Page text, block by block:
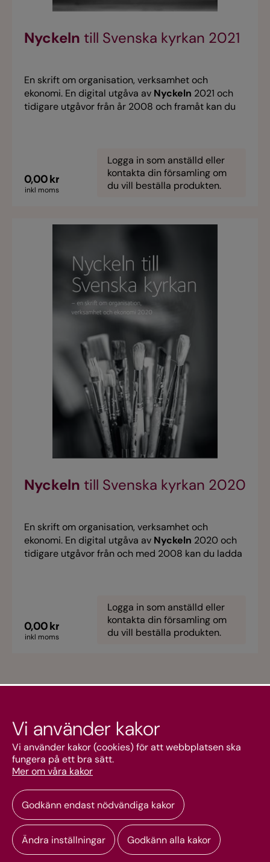
Nyckeln till Svenska kyrkan 2021
En skrift om organisation, verksamhet och
ekonomi. En digital utgåva av Nyckeln 2021 och
tidigare utgåvor från år 2008 och framåt kan du
0,00 kr
inkl moms
Logga in som anställd eller
kontakta din församling om
du vill beställa produkten.
Nyckeln till Svenska kyrkan 2020
En skrift om organisation, verksamhet och
ekonomi. En digital utgåva av Nyckeln 2020 och
tidigare utgåvor från och med 2008 kan du ladda
0,00 kr
inkl moms
Logga in som anställd eller
kontakta din församling om
du vill beställa produkten.
Kundtjänst
Mitt konto
Vi använder kakor
Vi använder kakor (cookies) för att webbplatsen ska
fungera på ett bra sätt.
Mer om våra kakor
Godkänn endast nödvändiga kakor
Ändra inställningar Godkänn alla kakor